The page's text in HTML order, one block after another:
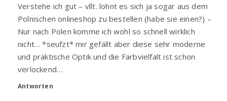
Verstehe ich gut – vllt. lohnt es sich ja sogar aus dem
Polnischen onlineshop zu bestellen (habe sie einen?) –
Nur nach Polen komme ich wohl so schnell wirklich
nicht… *seufzt* mir gefällt aber diese sehr moderne
und praktische Optik und die Farbvielfalt ist schon
verlockend…
Antworten